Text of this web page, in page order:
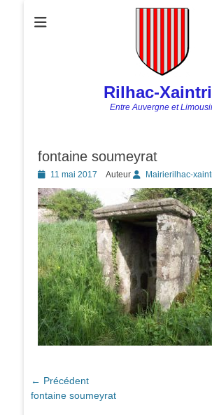
Rilhac-
Entre Auvergne et
fontaine soumeyrat
Posted
on
11 mai 2017 Auteur Mairierilhac-
Navigation
de
← Précédent
Article
fontaine soumeyrat